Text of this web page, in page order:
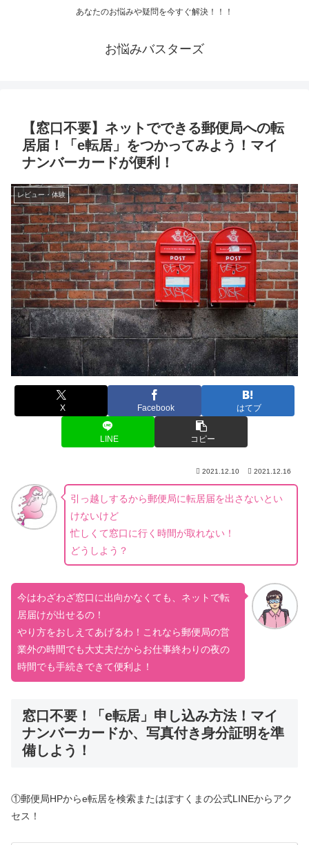
あなたのお悩みや疑問を今すぐ解決！！！
お悩みバスターズ
【窓口不要】ネットでできる郵便局への転
居届！「e転居」をつかってみよう！マイ
ナンバーカードが便利！
レビュー・体験
X Facebook はてブ
LINE コピー
2021.12.10 2021.12.16
引っ越しするから郵便局に転居届を出さないとい
けないけど
忙しくて窓口に行く時間が取れない！
どうしよう？
今はわざわざ窓口に出向かなくても、ネットで転
居届けが出せるの！
やり方をおしえてあげるわ！これなら郵便局の営
業外の時間でも大丈夫だからお仕事終わりの夜の
時間でも手続きできて便利よ！
窓口不要！「e転居」申し込み方法！マイ
ナンバーカードか、写真付き身分証明を準
備しよう！
①郵便局HPからe転居を検索またはぽすくまの公式LINEからアク
セス！